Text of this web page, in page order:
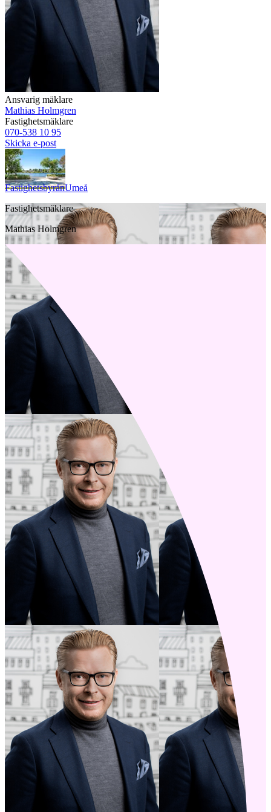
Ansvarig mäklare
Mathias Holmgren
Fastighetsmäklare
070-538 10 95
Skicka e-post
FastighetsbyrånUmeå
Fastighetsmäklare
Mathias Holmgren